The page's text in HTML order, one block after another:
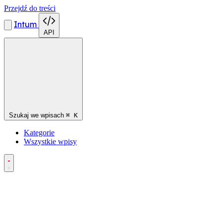
Przejdź do treści
Intum
API
Szukaj we wpisach ⌘ K
Kategorie
Wszystkie wpisy